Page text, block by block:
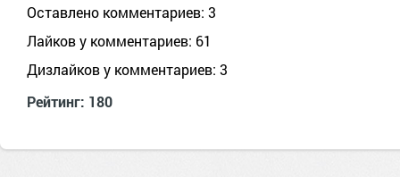
Оставлено комментариев: 3
Лайков у комментариев: 61
Дизлайков у комментариев: 3
Рейтинг: 180